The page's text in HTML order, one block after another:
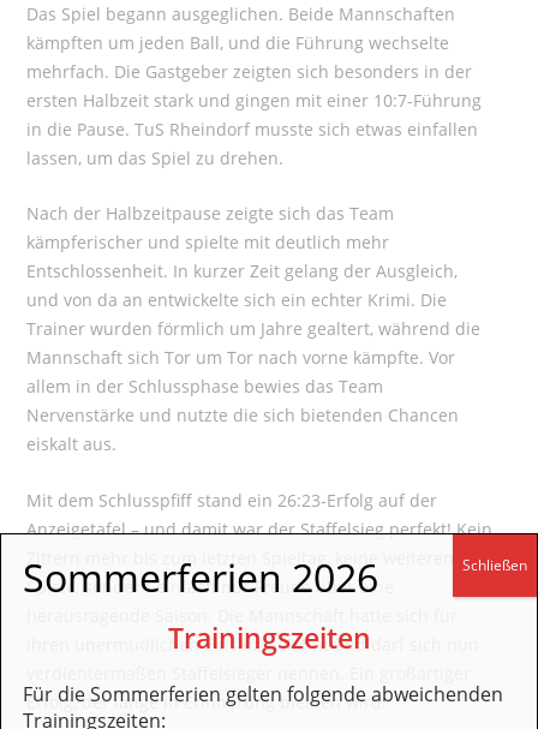
Das Spiel begann ausgeglichen. Beide Mannschaften
kämpften um jeden Ball, und die Führung wechselte
mehrfach. Die Gastgeber zeigten sich besonders in der
ersten Halbzeit stark und gingen mit einer 10:7-Führung
in die Pause. TuS Rheindorf musste sich etwas einfallen
lassen, um das Spiel zu drehen.
Nach der Halbzeitpause zeigte sich das Team
kämpferischer und spielte mit deutlich mehr
Entschlossenheit. In kurzer Zeit gelang der Ausgleich,
und von da an entwickelte sich ein echter Krimi. Die
Trainer wurden förmlich um Jahre gealtert, während die
Mannschaft sich Tor um Tor nach vorne kämpfte. Vor
allem in der Schlussphase bewies das Team
Nervenstärke und nutzte die sich bietenden Chancen
eiskalt aus.
Mit dem Schlusspfiff stand ein 26:23-Erfolg auf der
Anzeigetafel – und damit war der Staffelsieg perfekt! Kein
Spiele, sondern einfach nur Freude über eine
ihren unermüdlichen Einsatz belohnt und darf sich nun
Erfolg, der lange in Erinnerung bleiben wird!
Sommerferien 2026
Trainingszeiten
Für die Sommerferien gelten folgende abweichenden
Trainingszeiten:
Schließen